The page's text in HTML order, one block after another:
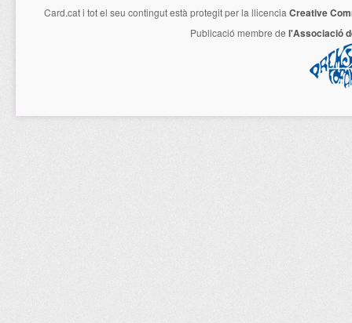
Card.cati tot el seu contingut està protegit per la llicencia Creative
Publicació membre de l'Associació